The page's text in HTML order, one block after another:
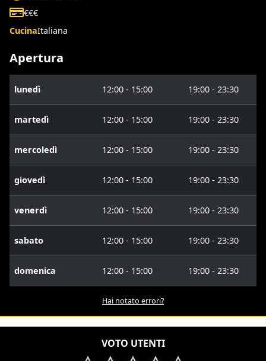
€€€
CucinaItaliana
Apertura
lunedì 12:00 - 15:00 19:00 - 23:30
martedì 12:00 - 15:00 19:00 - 23:30
mercoledì 12:00 - 15:00 19:00 - 23:30
giovedì 12:00 - 15:00 19:00 - 23:30
venerdì 12:00 - 15:00 19:00 - 23:30
sabato 12:00 - 15:00 19:00 - 23:30
domenica 12:00 - 15:00 19:00 - 23:30
Hai notato errori?
VOTO UTENTI